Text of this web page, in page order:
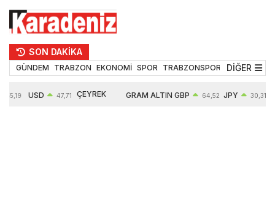
SON DAKİKA
GÜNDEM TRABZON EKONOMİ SPOR TRABZONSPOR TEKNOLOJİ
DİĞER
55,19 USD 47,71 ÇEYREK GRAM ALTIN GBP 64,52 JPY 30,31